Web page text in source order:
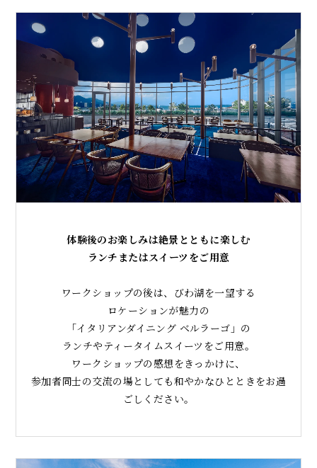
体験後のお楽しみは絶景とともに楽しむ
ランチまたはスイーツをご用意
ワークショップの後は、びわ湖を一望する
ロケーションが魅力の
「イタリアンダイニング ベルラーゴ」の
ランチやティータイムスイーツをご用意。
ワークショップの感想をきっかけに、
参加者同士の交流の場としても和やかなひとときをお過
ごしください。